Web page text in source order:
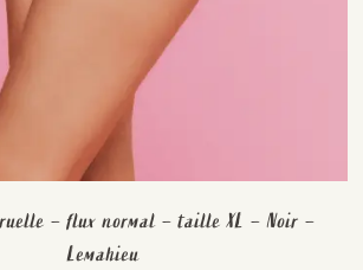
– flux normal – taille XL – Noir –
Lemahieu